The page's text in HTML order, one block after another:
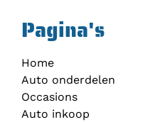
Pagina's
Home
Auto onderdelen
Occasions
Auto inkoop